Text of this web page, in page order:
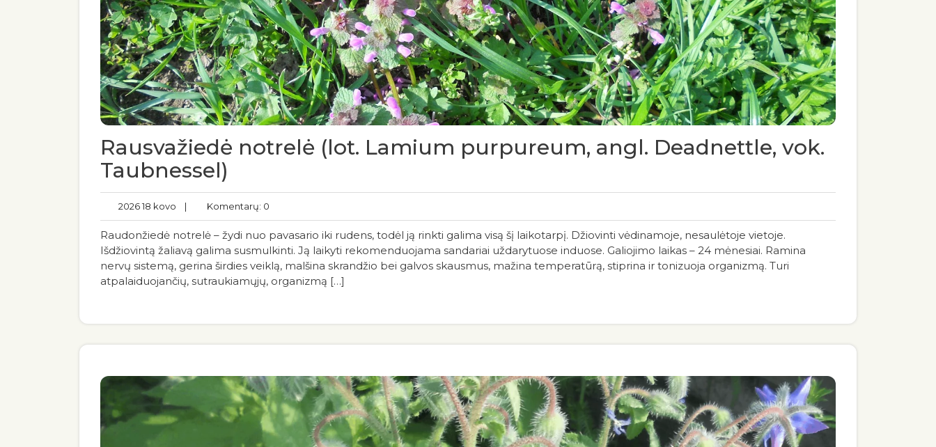
Rausvažiedė notrelė (lot. Lamium purpureum, angl. Deadnettle, vok.
Taubnessel)
2026 18 kovo | Komentarų: 0
Raudonžiedė notrelė – žydi nuo pavasario iki rudens, todėl ją rinkti galima visą šį laikotarpį. Džiovinti vėdinamoje, nesaulėtoje vietoje.
Išdžiovintą žaliavą galima susmulkinti. Ją laikyti rekomenduojama sandariai uždarytuose induose. Galiojimo laikas – 24 mėnesiai. Ramina
nervų sistemą, gerina širdies veiklą, malšina skrandžio bei galvos skausmus, mažina temperatūrą, stiprina ir tonizuoja organizmą. Turi
atpalaiduojančių, sutraukiamųjų, organizmą […]